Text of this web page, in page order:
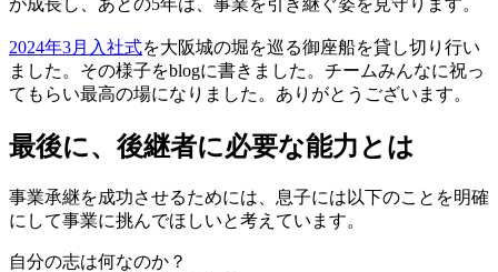
2024年3月入社式を大阪城の堀を巡る御座船を貸し切り行い
ました。その様子をblogに書きました。チームみんなに祝っ
てもらい最高の場になりました。ありがとうございます。
最後に、後継者に必要な能力とは
事業承継を成功させるためには、息子には以下のことを明確
にして事業に挑んでほしいと考えています。
自分の志は何なのか？